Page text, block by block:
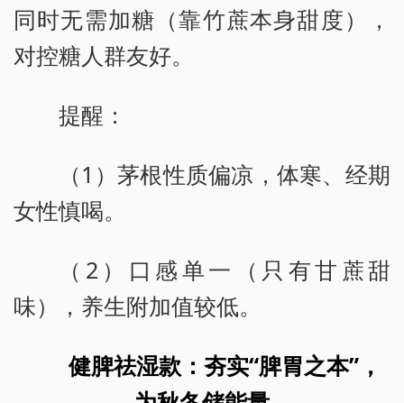
同时无需加糖（靠竹蔗本身甜度），
对控糖人群友好。
提醒：
（1）茅根性质偏凉，体寒、经期
女性慎喝。
（2）口感单一（只有甘蔗甜
味），养生附加值较低。
健脾祛湿款：夯实“脾胃之本”，